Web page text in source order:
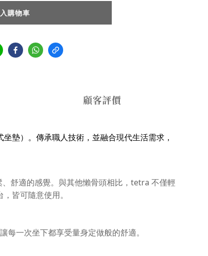
購物車
顧客評價
墊）。傳承職人技術，並融合現代生活需求，
舒適的感覺。與其他懶骨頭相比，tetra 不僅輕
皆可隨意使用。
一次坐下都享受量身定做般的舒適。